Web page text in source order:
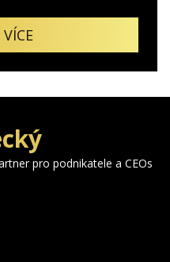
pro podnikatele a CEOs